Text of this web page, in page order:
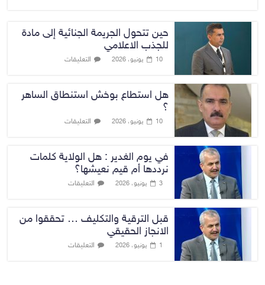
حين تتحول الجريمة الجنائية إلى مادة
للجذب الاعلامي
10 يونيو، 2026 التعليقات
هل استطاع بوخش استنطاق الساهر
؟
10 يونيو، 2026 التعليقات
في يوم الغدير : هل الولاية كلمات
نرددها أم قيم نعيشها؟
3 يونيو، 2026 التعليقات
قبل الترقية والتكليف … تحققوا من
الانجاز الحقيقي
1 يونيو، 2026 التعليقات